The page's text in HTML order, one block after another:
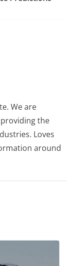
We are
the
Loves
around